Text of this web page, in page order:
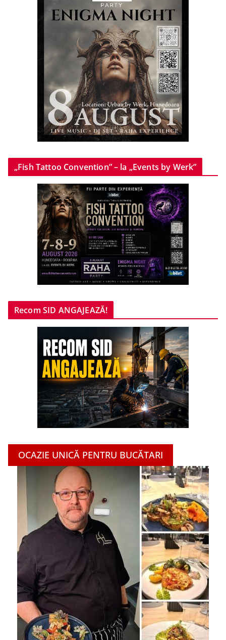
„Fish Tattoo Convention” – la „Events by Werk”
Recom SID ANGAJEAZĂ!
OCAZIE UNICĂ PENTRU BUCĂTARI